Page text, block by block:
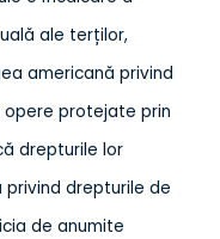
ale terților,
americană privind
protejate prin
drepturile lor
drepturile de
de anumite